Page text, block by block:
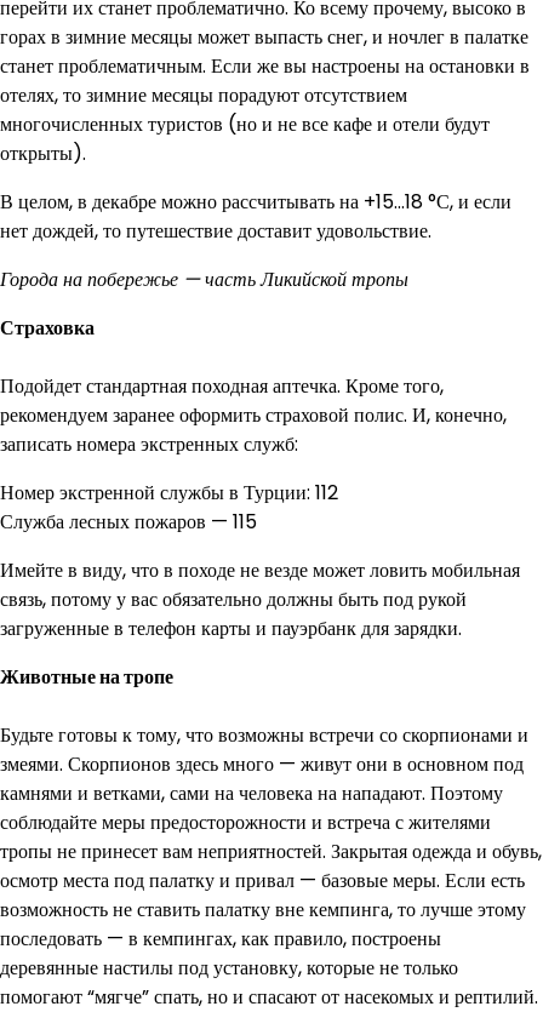
перейти их станет проблематично. Ко всему прочему, высоко в
горах в зимние месяцы может выпасть снег, и ночлег в палатке
станет проблематичным. Если же вы настроены на остановки в
отелях, то зимние месяцы порадуют отсутствием
многочисленных туристов (но и не все кафе и отели будут
открыты).
В целом, в декабре можно рассчитывать на +15…18 °С, и если
нет дождей, то путешествие доставит удовольствие.
Города на побережье — часть Ликийской тропы
Страховка
Подойдет стандартная походная аптечка. Кроме того,
рекомендуем заранее оформить страховой полис. И, конечно,
записать номера экстренных служб:
Номер экстренной службы в Турции: 112
Служба лесных пожаров — 115
Имейте в виду, что в походе не везде может ловить мобильная
связь, потому у вас обязательно должны быть под рукой
загруженные в телефон карты и пауэрбанк для зарядки.
Животные на тропе
Будьте готовы к тому, что возможны встречи со скорпионами и
змеями. Скорпионов здесь много — живут они в основном под
камнями и ветками, сами на человека на нападают. Поэтому
соблюдайте меры предосторожности и встреча с жителями
тропы не принесет вам неприятностей. Закрытая одежда и обувь,
осмотр места под палатку и привал — базовые меры. Если есть
возможность не ставить палатку вне кемпинга, то лучше этому
последовать — в кемпингах, как правило, построены
деревянные настилы под установку, которые не только
помогают “мягче” спать, но и спасают от насекомых и рептилий.